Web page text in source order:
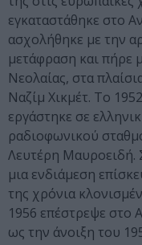
εγκαταστάθηκε στο
ασχολήθηκε με την
μετάφραση και πήρε
Νεολαίας, στα
Ναζίμ Χικμέτ. Το
εργάστηκε σε
ραδιοφωνικού
Λευτέρη Μαυροειδή.
μια ενδιάμεση
της χρόνια
1956 επέστρεψε στο
ως την άνοιξη του